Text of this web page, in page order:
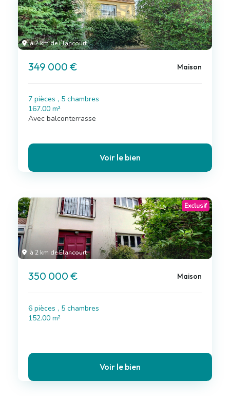
à 2 km de Élancourt
349 000 € Maison
7 pièces , 5 chambres
167.00 m²
Avec balconterrasse
Voir le bien
à 2 km de Élancourt
Exclusif
350 000 € Maison
6 pièces , 5 chambres
152.00 m²
Voir le bien